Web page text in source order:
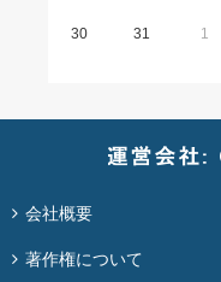
30 31 1
会社概要
著作権について